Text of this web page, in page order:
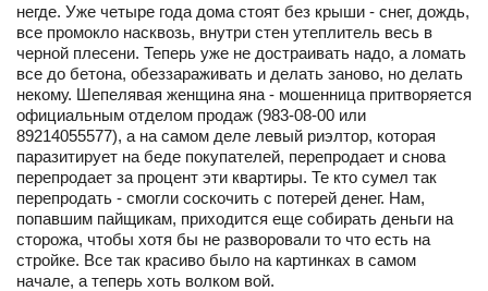
негде. Уже четыре года дома стоят без крыши - снег, дождь,
все промокло насквозь, внутри стен утеплитель весь в
черной плесени. Теперь уже не достраивать надо, а ломать
все до бетона, обеззараживать и делать заново, но делать
некому. Шепелявая женщина яна - мошенница притворяется
официальным отделом продаж (983-08-00 или
89214055577), а на самом деле левый риэлтор, которая
паразитирует на беде покупателей, перепродает и снова
перепродает за процент эти квартиры. Те кто сумел так
перепродать - смогли соскочить с потерей денег. Нам,
попавшим пайщикам, приходится еще собирать деньги на
сторожа, чтобы хотя бы не разворовали то что есть на
стройке. Все так красиво было на картинках в самом
начале, а теперь хоть волком вой.